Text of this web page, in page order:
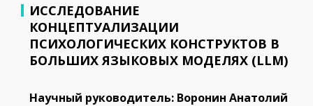
ИССЛЕДОВАНИЕ
КОНЦЕПТУАЛИЗАЦИИ
ПСИХОЛОГИЧЕСКИХ КОНСТРУКТОВ В
БОЛЬШИХ ЯЗЫКОВЫХ МОДЕЛЯХ (LLM)
Научный руководитель: Воронин Анатолий